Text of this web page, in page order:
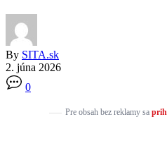
By SITA.sk
2. júna 2026
0
Pre obsah bez reklamy sa